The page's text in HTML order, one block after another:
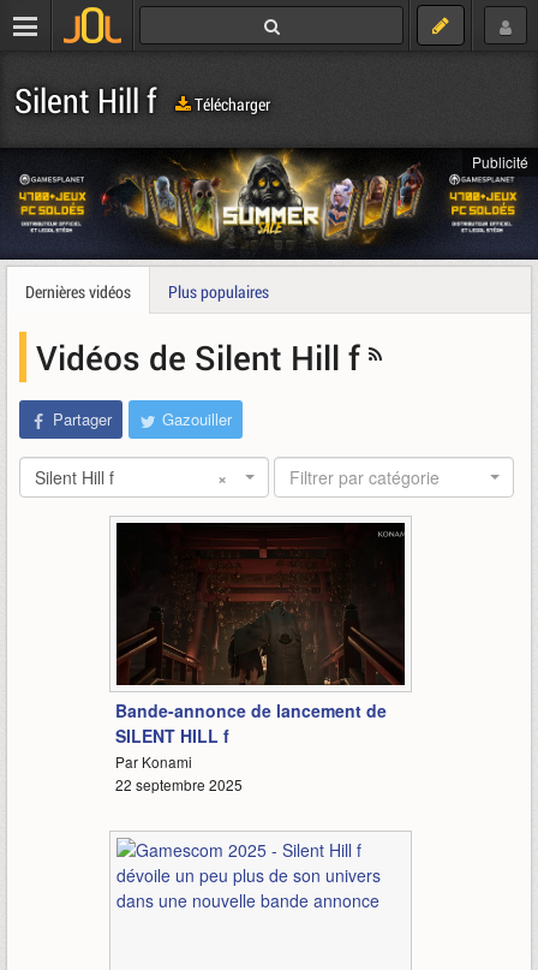
Silent Hill f Télécharger
Publicité
Dernières vidéos Plus populaires
Vidéos de Silent Hill f
Partager Gazouiller
×
Silent Hill f Filtrer par catégorie
2:10
Bande-annonce de lancement de
SILENT HILL f
Par Konami
22 septembre 2025